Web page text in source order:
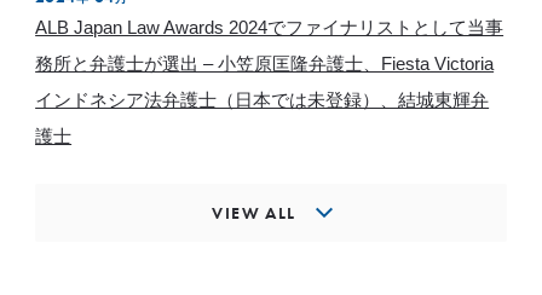
ALB Japan Law Awards 2024でファイナリストとして当事
務所と弁護士が選出 – 小笠原匡隆弁護士、Fiesta Victoria
インドネシア法弁護士（日本では未登録）、結城東輝弁
護士
VIEW ALL